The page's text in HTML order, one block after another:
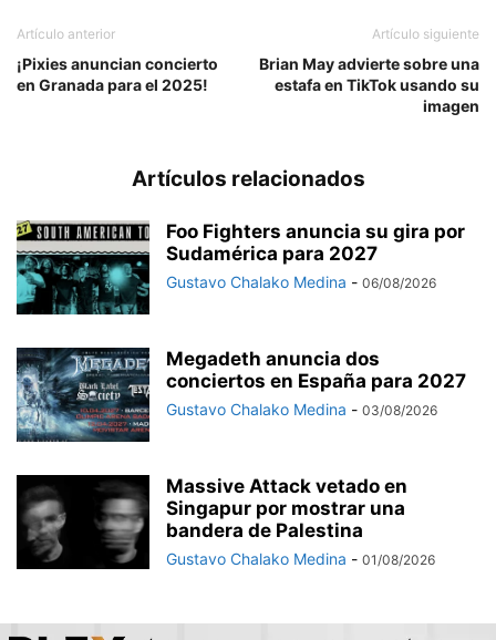
Artículo anterior
¡Pixies anuncian concierto
en Granada para el 2025!
Artículo siguiente
Brian May advierte sobre una
estafa en TikTok usando su
imagen
Artículos relacionados
Foo Fighters anuncia su gira por
Sudamérica para 2027
Gustavo Chalako Medina - 06/08/2026
Megadeth anuncia dos
conciertos en España para 2027
Gustavo Chalako Medina - 03/08/2026
Massive Attack vetado en
Singapur por mostrar una
bandera de Palestina
Gustavo Chalako Medina - 01/08/2026